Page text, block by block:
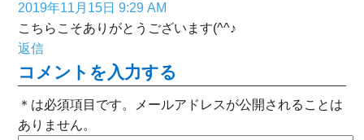
2019年11月15日 9:29 AM
こちらこそありがとうございます(^^♪
返信
コメントを入力する
＊は必須項目です。メールアドレスが公開されることは
ありません。